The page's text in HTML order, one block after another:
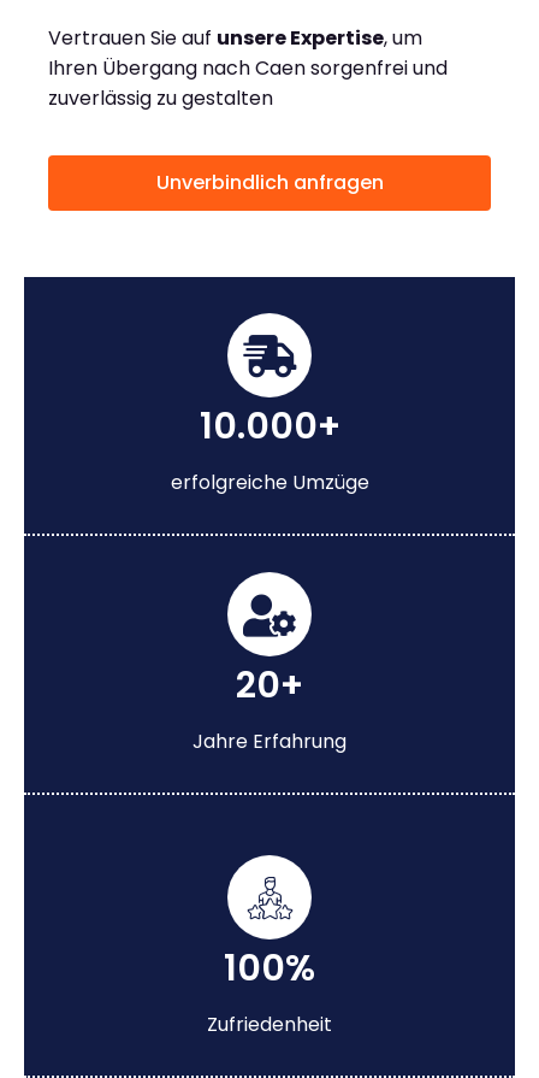
Vertrauen Sie auf unsere Expertise, um
Ihren Übergang nach Caen sorgenfrei und
zuverlässig zu gestalten
Unverbindlich anfragen
10.000+
erfolgreiche Umzüge
20+
Jahre Erfahrung
100%
Zufriedenheit